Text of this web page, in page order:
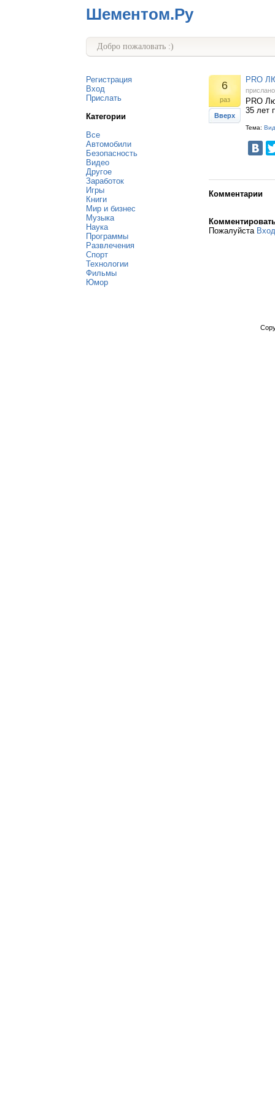
Шементом.Ру
Добро пожаловать :)
Регистрация
Вход
Прислать
Категории
Все
Автомобили
Безопасность
Видео
Другое
Заработок
Игры
Книги
Мир и бизнес
Музыка
Наука
Программы
Развлечения
Спорт
Технологии
Фильмы
Юмор
6
раз
Вверх
PRO
PRO
35 лет
Тема:
Комментарии
Пожалуйста Вход